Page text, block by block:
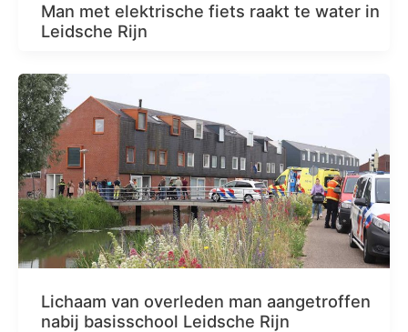
Man met elektrische fiets raakt te water in
Leidsche Rijn
Lichaam van overleden man aangetroffen
nabij basisschool Leidsche Rijn